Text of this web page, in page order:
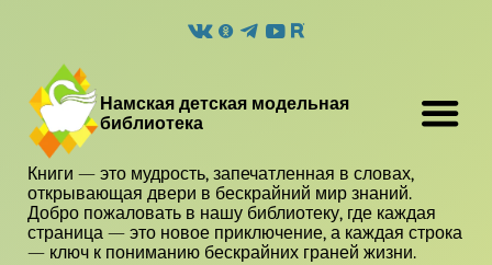
Намская детская модельная
библиотека
Книги — это мудрость, запечатленная в словах,
открывающая двери в бескрайний мир знаний.
Добро пожаловать в нашу библиотеку, где каждая
страница — это новое приключение, а каждая строка
— ключ к пониманию бескрайних граней жизни.